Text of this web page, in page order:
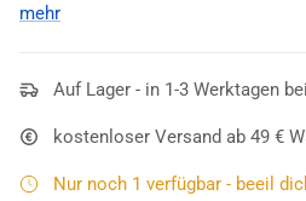
Ein tolles Kostüm für Karnevals-
beachte dies bei deiner Bestellung.
mehr
Auf Lager - in 1-3 Werktagen
kostenloser Versand ab 49 €
Nur noch 1 verfügbar - beeil